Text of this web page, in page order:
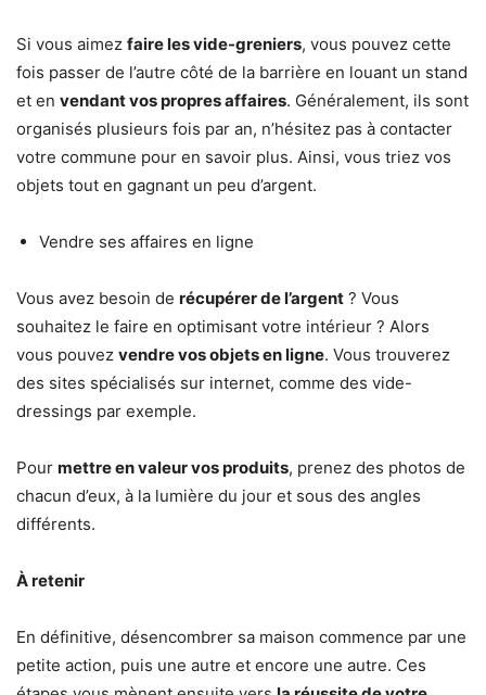
Si vous aimez faire les vide-greniers, vous pouvez cette
fois passer de l’autre côté de la barrière en louant un stand
et en vendant vos propres affaires. Généralement, ils sont
organisés plusieurs fois par an, n’hésitez pas à contacter
votre commune pour en savoir plus. Ainsi, vous triez vos
objets tout en gagnant un peu d’argent.
Vendre ses affaires en ligne
Vous avez besoin de récupérer de l’argent ? Vous
souhaitez le faire en optimisant votre intérieur ? Alors
vous pouvez vendre vos objets en ligne. Vous trouverez
des sites spécialisés sur internet, comme des vide-
dressings par exemple.
Pour mettre en valeur vos produits, prenez des photos de
chacun d’eux, à la lumière du jour et sous des angles
différents.
À retenir
En définitive, désencombrer sa maison commence par une
petite action, puis une autre et encore une autre. Ces